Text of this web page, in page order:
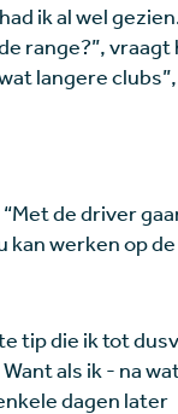
ik al wel
range?”, vraagt
langere
de driver
kan werken op
tip die ik tot
als ik - na
dagen later